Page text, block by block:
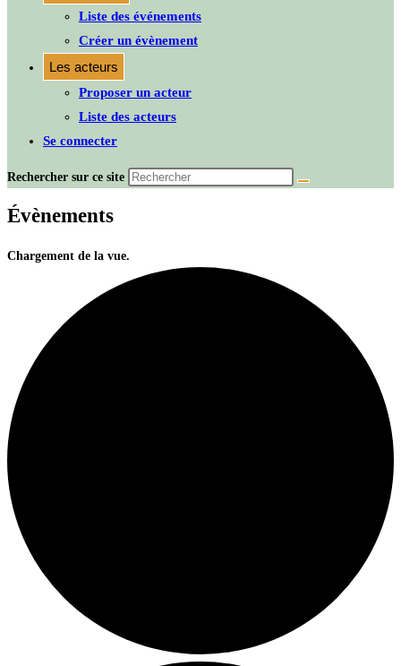
Liste des événements
Créer un évènement
Les acteurs
Proposer un acteur
Liste des acteurs
Se connecter
Rechercher sur ce site
Évènements
Chargement de la vue.